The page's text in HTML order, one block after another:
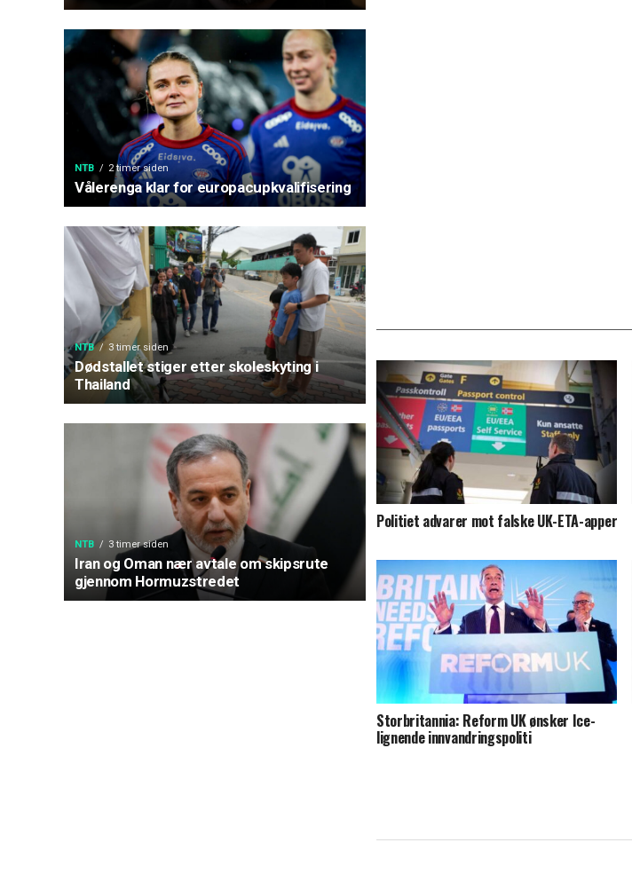
NTB 2 timer siden
Vålerenga klar for europacupkvalifisering
NTB 3 timer siden
Dødstallet stiger etter skoleskyting i
Thailand
NTB 3 timer siden
Iran og Oman nær avtale om skipsrute
gjennom Hormuzstredet
Politiet advarer mot falske UK-ETA-apper
Storbritannia: Reform UK ønsker Ice-
lignende innvandringspoliti